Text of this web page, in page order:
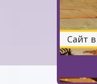
Сайт